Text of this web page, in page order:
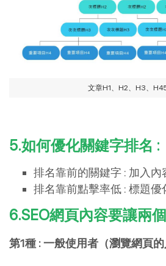
文章H1、H2、H3、
5.如何優化關鍵字排名 :
排名靠前的關鍵字 : 加入內
排名靠前點擊率低 : 標題優
6.SEO網頁內容要讓兩
第1種 : 一般使用者（瀏覽網頁的